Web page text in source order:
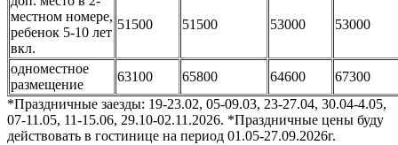
местном номере,
ребенок 5-10 лет
вкл.
51500 51500 53000 53000
одноместное
размещение
63100 65800 64600
67300
*Праздничные заезды: 19-23.02, 05-09.03, 23-27.04, 30.04-4.05,
07-11.05, 11-15.06, 29.10-02.11.2026. *Праздничные цены буду
действовать в гостинице на период 01.05-27.09.2026г.